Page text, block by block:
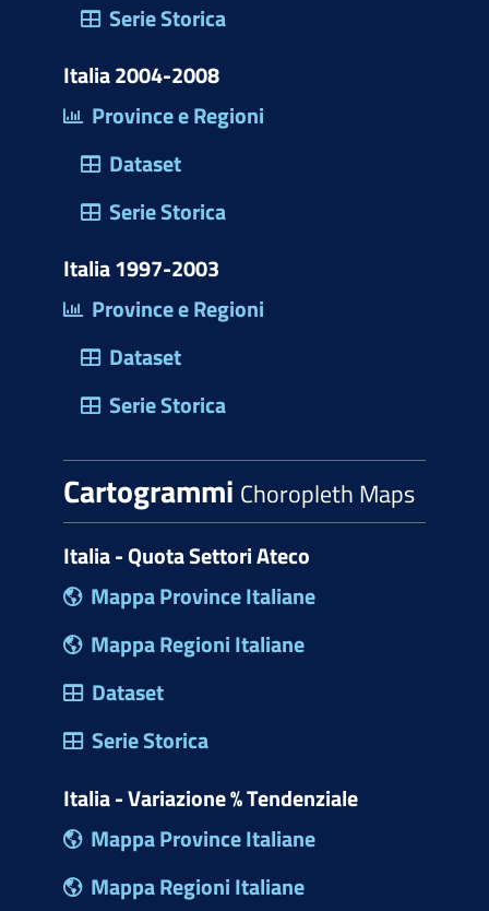
Serie Storica
Italia 2004-2008
Province e Regioni
Dataset
Serie Storica
Italia 1997-2003
Province e Regioni
Dataset
Serie Storica
Cartogrammi Choropleth Maps
Italia - Quota Settori Ateco
Mappa Province Italiane
Mappa Regioni Italiane
Dataset
Serie Storica
Italia - Variazione % Tendenziale
Mappa Province Italiane
Mappa Regioni Italiane